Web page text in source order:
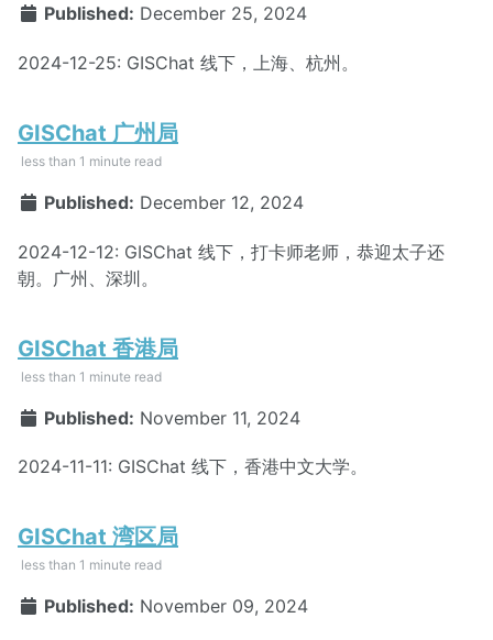
Published: December 25, 2024
2024-12-25: GISChat 线下，上海、杭州。
GISChat 广州局
less than 1 minute read
Published: December 12, 2024
2024-12-12: GISChat 线下，打卡师老师，恭迎太子还
朝。广州、深圳。
GISChat 香港局
less than 1 minute read
Published: November 11, 2024
2024-11-11: GISChat 线下，香港中文大学。
GISChat 湾区局
less than 1 minute read
Published: November 09, 2024